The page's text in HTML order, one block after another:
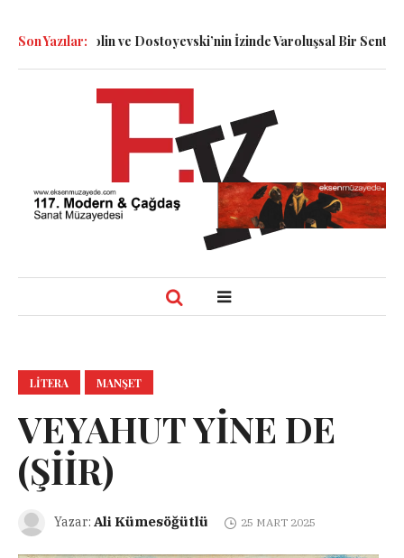
Son Yazılar:
Smolin ve Dostoyevski’nin İzinde Varoluşsal Bir Sentez
LITERA MANŞET
VEYAHUT YİNE DE
(ŞİİR)
Yazar: Ali Kümesöğütlü 25 MART 2025